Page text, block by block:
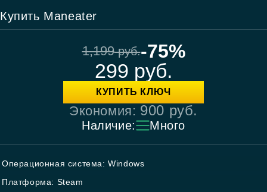
Купить Maneater
1,199руб.-75%
299 руб.
КУПИТЬ КЛЮЧ
Экономия: 900 руб.
Наличие: Много
Операционная система: Windows
Платформа: Steam